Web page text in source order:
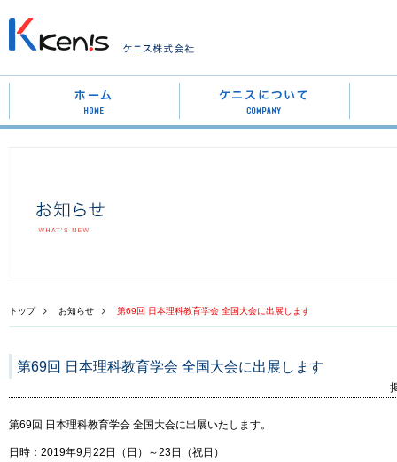
トップ お知らせ 第69回 日本理科教育学会 全国大会に出展します
第69回 日本理科教育学会 全国大会に出展します
第69回 日本理科教育学会 全国大会に出展いたします。
日時：2019年9月22日（日）～23日（祝日）